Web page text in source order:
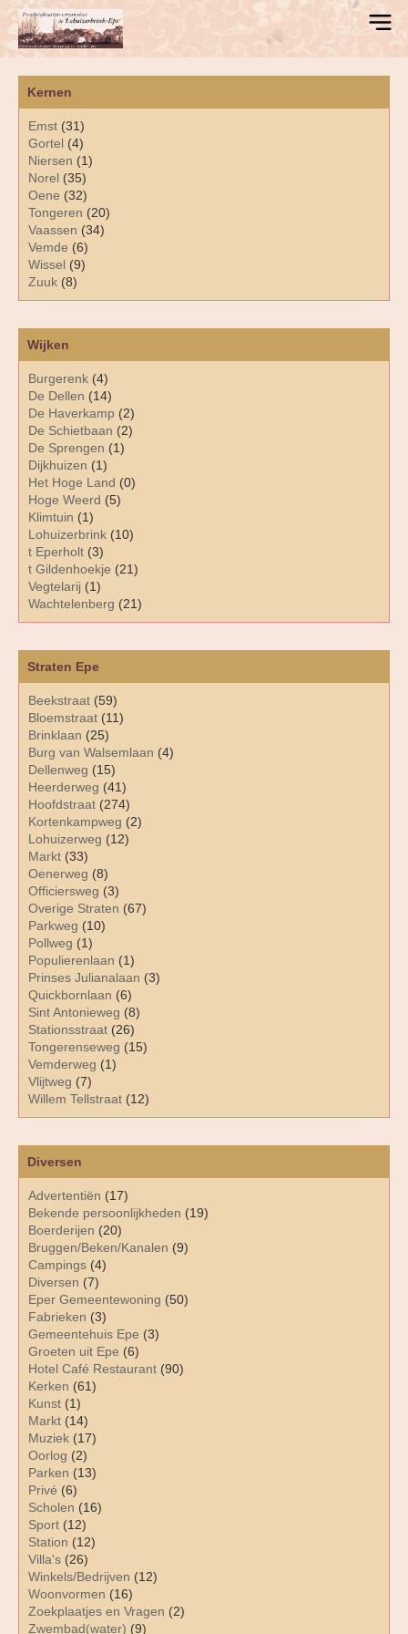
Diversen
Advertentiën (17)
Bekende persoonlijkheden (19)
Boerderijen (20)
Bruggen/Beken/Kanalen (9)
Campings (4)
Diversen (7)
Eper Gemeentewoning (50)
Fabrieken (3)
Gemeentehuis Epe (3)
Groeten uit Epe (6)
Hotel Café Restaurant (90)
Kerken (61)
Kunst (1)
Markt (14)
Muziek (17)
Oorlog (2)
Parken (13)
Privé (6)
Scholen (16)
Sport (12)
Station (12)
Villa's (26)
Winkels/Bedrijven (12)
Woonvormen (16)
Zoekplaatjes en Vragen (2)
Zwembad(water) (9)
Kernen
Emst (31)
Gortel (4)
Niersen (1)
Norel (35)
Oene (32)
Tongeren (20)
Vaassen (34)
Vemde (6)
Wissel (9)
Zuuk (8)
Straten Epe
Beekstraat (59)
Bloemstraat (11)
Brinklaan (25)
Burg van Walsemlaan (4)
Dellenweg (15)
Heerderweg (41)
Hoofdstraat (274)
Kortenkampweg (2)
Lohuizerweg (12)
Markt (33)
Oenerweg (8)
Officiersweg (3)
Overige Straten (67)
Parkweg (10)
Pollweg (1)
Populierenlaan (1)
Prinses Julianalaan (3)
Quickbornlaan (6)
Sint Antonieweg (8)
Stationsstraat (26)
Tongerenseweg (15)
Vemderweg (1)
Vlijtweg (7)
Willem Tellstraat (12)
Wijken
Burgerenk (4)
De Dellen (14)
De Haverkamp (2)
De Schietbaan (2)
De Sprengen (1)
Dijkhuizen (1)
Het Hoge Land (0)
Hoge Weerd (5)
Klimtuin (1)
Lohuizerbrink (10)
t Eperholt (3)
t Gildenhoekje (21)
Vegtelarij (1)
Wachtelenberg (21)